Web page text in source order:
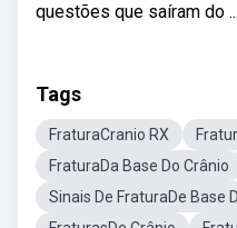
questões que saíram do ...
Tags
FraturaCranio RX
FraturaDa Base Do Crânio
Sinais De FraturaDe Base